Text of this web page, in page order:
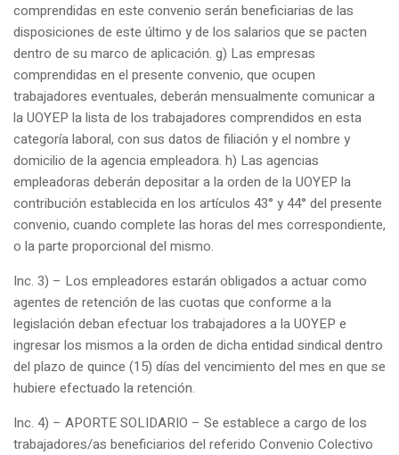
comprendidas en este convenio serán beneficiarias de las
disposiciones de este último y de los salarios que se pacten
dentro de su marco de aplicación. g) Las empresas
comprendidas en el presente convenio, que ocupen
trabajadores eventuales, deberán mensualmente comunicar a
la UOYEP la lista de los trabajadores comprendidos en esta
categoría laboral, con sus datos de filiación y el nombre y
domicilio de la agencia empleadora. h) Las agencias
empleadoras deberán depositar a la orden de la UOYEP la
contribución establecida en los artículos 43° y 44° del presente
convenio, cuando complete las horas del mes correspondiente,
o la parte proporcional del mismo.
Inc. 3) – Los empleadores estarán obligados a actuar como
agentes de retención de las cuotas que conforme a la
legislación deban efectuar los trabajadores a la UOYEP e
ingresar los mismos a la orden de dicha entidad sindical dentro
del plazo de quince (15) días del vencimiento del mes en que se
hubiere efectuado la retención.
Inc. 4) – APORTE SOLIDARIO – Se establece a cargo de los
trabajadores/as beneficiarios del referido Convenio Colectivo